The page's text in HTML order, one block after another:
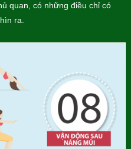
quan, có những điều chỉ có
ra.